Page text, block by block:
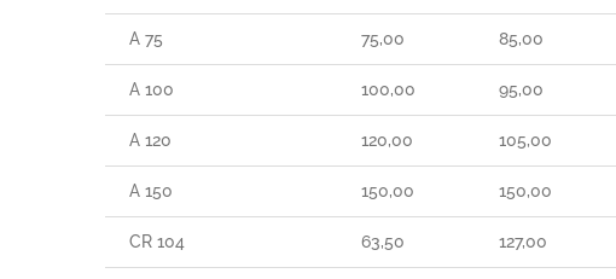
A 75 75,00 85,00
A 100 100,00 95,00
A 120 120,00 105,00
A 150 150,00 150,00
CR 104 63,50 127,00